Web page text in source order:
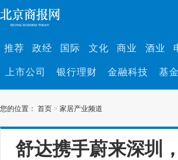
推荐 政经 国际 文化 商业 酒业
上市公司 银行理财 金融科技 基
您的位置： 首页 > 家居产业频道
舒达携手蔚来深圳